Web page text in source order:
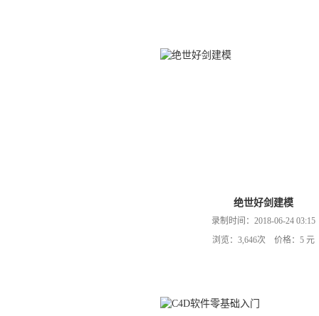
绝世好剑建模
录制时间：2018-06-24 03:15
浏览：3,646次 价格：5 元